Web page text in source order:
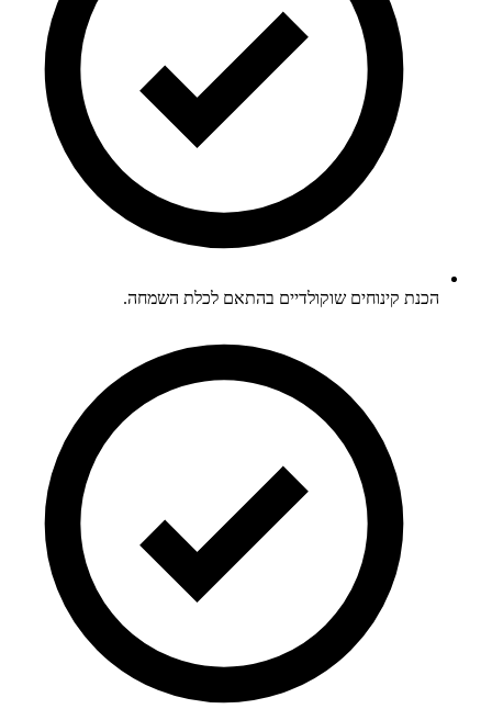
הכנת קינוחים שוקולדיים בהתאם לכלת השמחה.